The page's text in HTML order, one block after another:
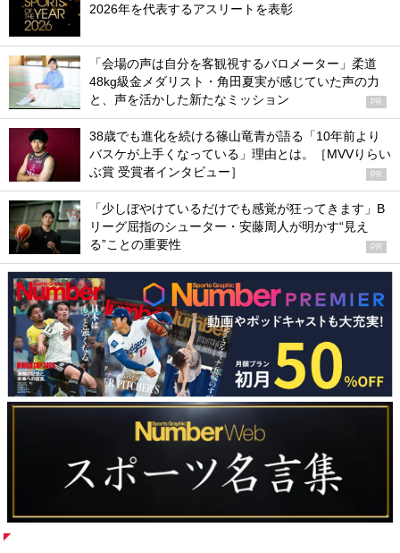
2026年を代表するアスリートを表彰
「会場の声は自分を客観視するバロメーター」柔道
48kg級金メダリスト・角田夏実が感じていた声の力
と、声を活かした新たなミッション
PR
38歳でも進化を続ける篠山竜青が語る「10年前より
バスケが上手くなっている」理由とは。［MVVりらい
ぶ賞 受賞者インタビュー］
PR
「少しぼやけているだけでも感覚が狂ってきます」B
リーグ屈指のシューター・安藤周人が明かす“見え
る”ことの重要性
PR